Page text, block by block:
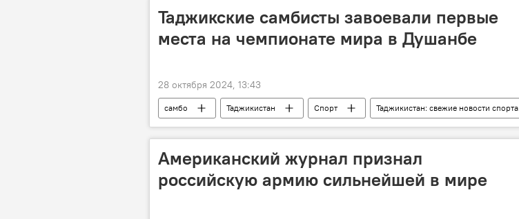
Таджикские самбисты завоевали первые
места на чемпионате мира в Душанбе
28 октября 2024, 13:43
самбо Таджикистан Спорт
Таджикистан: свежие новости спорта
Новости Душанбе
Американский журнал признал
российскую армию сильнейшей в мире